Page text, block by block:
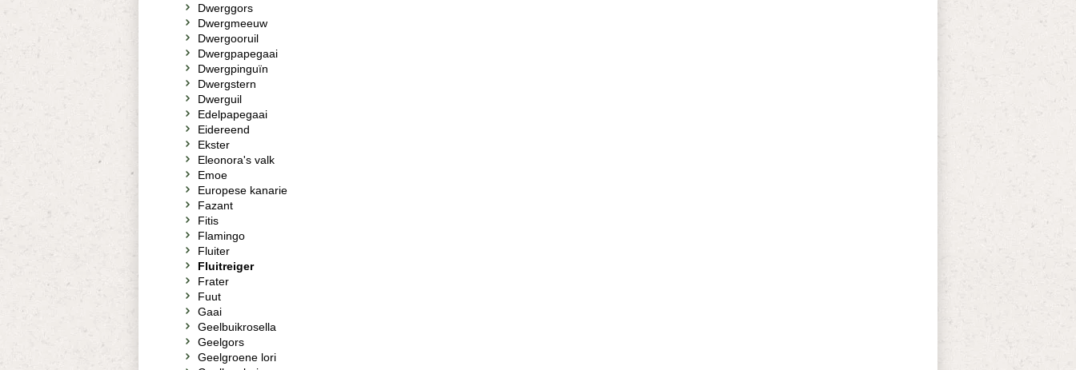
Dwerggors
Dwergmeeuw
Dwergooruil
Dwergpapegaai
Dwergpinguïn
Dwergstern
Dwerguil
Edelpapegaai
Eidereend
Ekster
Eleonora's valk
Emoe
Europese kanarie
Fazant
Fitis
Flamingo
Fluiter
Fluitreiger
Frater
Fuut
Gaai
Geelbuikrosella
Geelgors
Geelgroene lori